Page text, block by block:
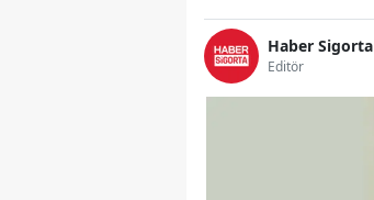
Haber Sigorta
Editör